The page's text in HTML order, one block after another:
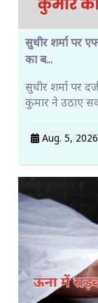
सुधीर शर्मा पर
का ब...
सुधीर शर्मा पर
कुमार ने उठाए
Aug. 5, 2026